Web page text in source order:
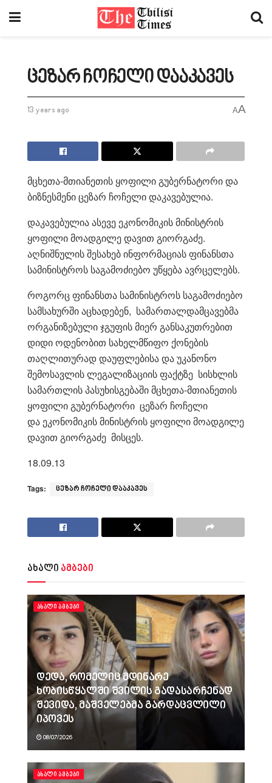
ცეზარ ჩოჩელი დააკავეს
13 years ago AA
მცხეთა-მთიანეთის ყოფილი გუბერნატორი და
ბიზნესმენი ცეზარ ჩოჩელი დაკავებულია.
დაკავებულია ასევე ეკონომიკის მინისტრის
ყოფილი მოადგილე დავით გიორგაძე.
აღნიშნულის შესახებ ინფორმაციას ფინანსთა
სამინისტროს საგამოძიებო უწყება ავრცელებს.
როგორც ფინანსთა სამინისტროს საგამოძიებო
სამსახურში აცხადებენ, სამართალდამცავებმა
ორგანიზებული ჯგუფის მიერ განსაკუთრებით
დიდი ოდენობით სახელმწიფო ქონების
თაღლითურად დაუფლებისა და უკანონო
შემოსავლის ლეგალიზაციის ფაქტზე სისხლის
სამართლის პასუხისგებაში მცხეთა-მთიანეთის
ყოფილი გუბერნატორი ცეზარ ჩოჩელი
და ეკონომიკის მინისტრის ყოფილი მოადგილე
დავით გიორგაძე მისცეს.
18.09.13
Tags: ცეზარ ჩოჩელი დააკავეს
ახალი ამბები
ᲐᲮᲐᲚᲘ ᲐᲛᲑᲔᲑᲘ
დედა, რომელიც მდინარე
ხობისწყალში შვილის გადასარჩენად
შევიდა, მაშველებმა გარდაცვლილი
იპოვეს
08/07/2026
ᲐᲮᲐᲚᲘ ᲐᲛᲑᲔᲑᲘ